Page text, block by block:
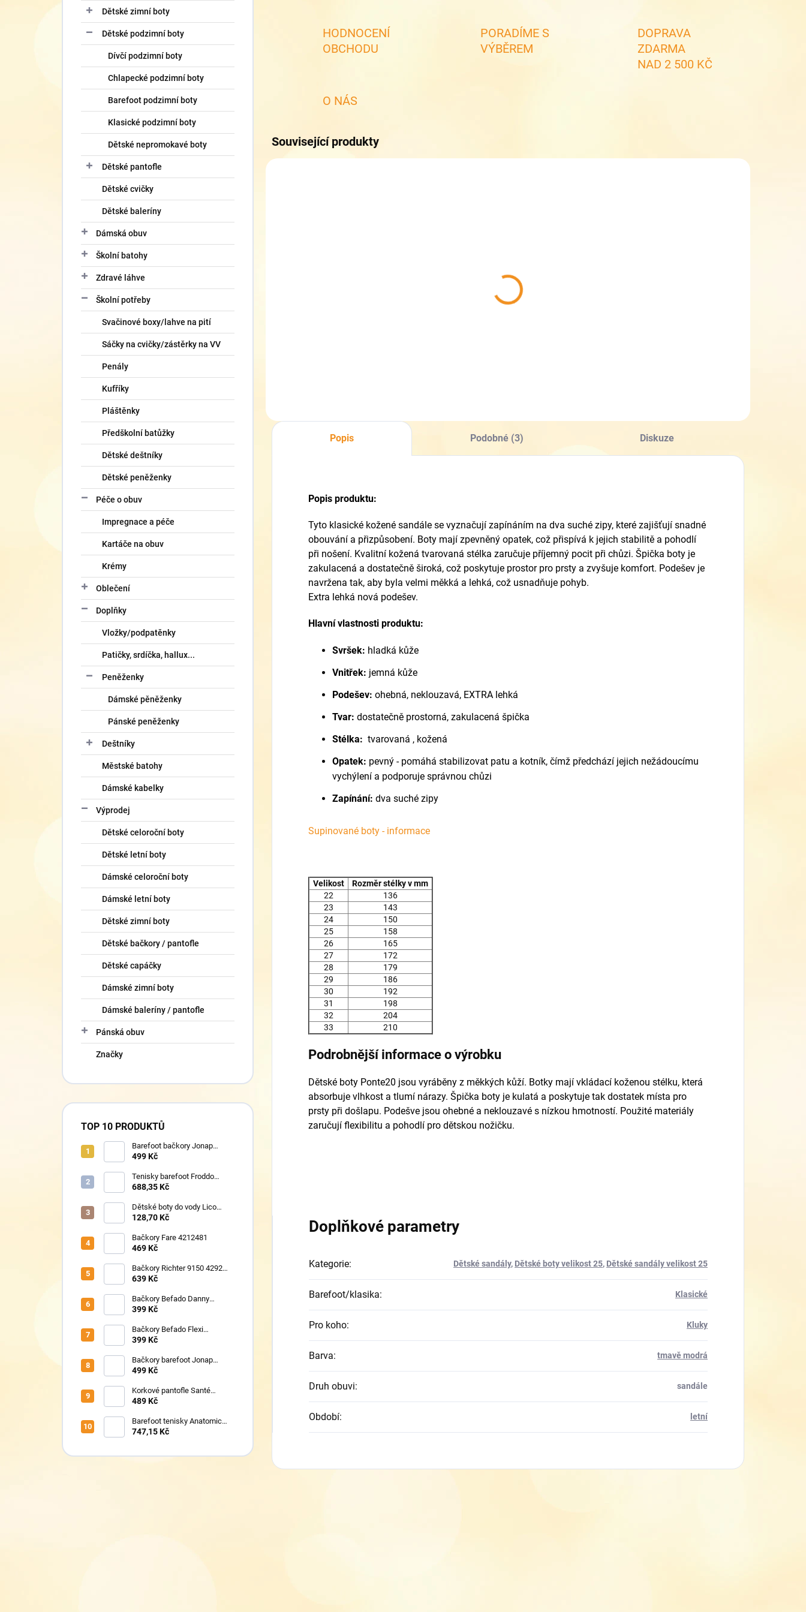
Dětské zimní boty
Dětské podzimní boty
Dívčí podzimní boty
Chlapecké podzimní boty
Barefoot podzimní boty
Klasické podzimní boty
Dětské nepromokavé boty
Dětské pantofle
Dětské cvičky
Dětské baleríny
Dámská obuv
Školní batohy
Zdravé láhve
Školní potřeby
Svačinové boxy/lahve na pití
Sáčky na cvičky/zástěrky na VV
Penály
Kufříky
Pláštěnky
Předškolní batůžky
Dětské deštníky
Dětské peněženky
Péče o obuv
Impregnace a péče
Kartáče na obuv
Krémy
Oblečení
Doplňky
Vložky/podpatěnky
Patičky, srdíčka, hallux...
Peněženky
Dámské pěněženky
Pánské peněženky
Deštníky
Městské batohy
Dámské kabelky
Výprodej
Dětské celoroční boty
Dětské letní boty
Dámské celoroční boty
Dámské letní boty
Dětské zimní boty
Dětské bačkory / pantofle
Dětské capáčky
Dámské zimní boty
Dámské baleríny / pantofle
Pánská obuv
Značky
TOP 10 PRODUKTŮ
Barefoot bačkory Jonap
Home New fialová kočička
499 Kč
Tenisky barefoot Froddo
G1700440-17 Mint
688,35 Kč
Dětské boty do vody Lico
430124 růžové
128,70 Kč
Bačkory Fare 4212481
469 Kč
Bačkory Richter 9150 4292
1411
639 Kč
Bačkory Befado Danny
974Y598N
399 Kč
Bačkory Befado Flexi
627P023
399 Kč
Bačkory barefoot Jonap
Home New Police
499 Kč
Korkové pantofle Santé
VN/326 černá
489 Kč
Barefoot tenisky Anatomic
1N07 modré
747,15 Kč
HODNOCENÍ
OBCHODU
PORADÍME S
VÝBĚREM
DOPRAVA
ZDARMA
NAD 2 500 KČ
O NÁS
Související produkty
Popis Podobné (3) Diskuze
Popis produktu:
Tyto klasické kožené sandále se vyznačují zapínáním na dva suché zipy, které zajišťují snadné
obouvání a přizpůsobení. Boty mají zpevněný opatek, což přispívá k jejich stabilitě a pohodlí
při nošení. Kvalitní kožená tvarovaná stélka zaručuje příjemný pocit při chůzi. Špička boty je
zakulacená a dostatečně široká, což poskytuje prostor pro prsty a zvyšuje komfort. Podešev je
navržena tak, aby byla velmi měkká a lehká, což usnadňuje pohyb.
Extra lehká nová podešev.
Hlavní vlastnosti produktu:
Svršek: hladká kůže
Vnitřek: jemná kůže
Podešev: ohebná, neklouzavá, EXTRA lehká
Tvar: dostatečně prostorná, zakulacená špička
Stélka: tvarovaná , kožená
Opatek: pevný - pomáhá stabilizovat patu a kotník, čímž předchází jejich nežádoucímu
vychýlení a podporuje správnou chůzi
Zapínání: dva suché zipy
Supinované boty - informace
Velikost
Rozměr stélky v mm
22
136
23
143
24
150
25
158
26
165
27
172
28
179
29
186
30
192
31
198
32
204
33
210
Podrobnější informace o výrobku
Dětské boty Ponte20 jsou vyráběny z měkkých kůží. Botky mají vkládací koženou stélku, která
absorbuje vlhkost a tlumí nárazy. Špička boty je kulatá a poskytuje tak dostatek místa pro
prsty při došlapu. Podešve jsou ohebné a neklouzavé s nízkou hmotností. Použité materiály
zaručují flexibilitu a pohodlí pro dětskou nožičku.
Doplňkové parametry
Kategorie: Dětské sandály, Dětské boty velikost 25, Dětské sandály velikost 25
Barefoot/klasika: Klasické
Pro koho: Kluky
Barva: tmavě modrá
Druh obuvi: sandále
Období: letní